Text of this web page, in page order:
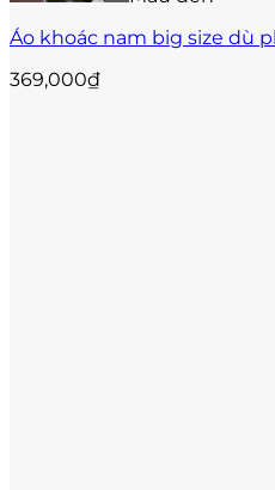
thể.
Các
tùy
chọn
Áo khoác nam big size dù
369,000₫